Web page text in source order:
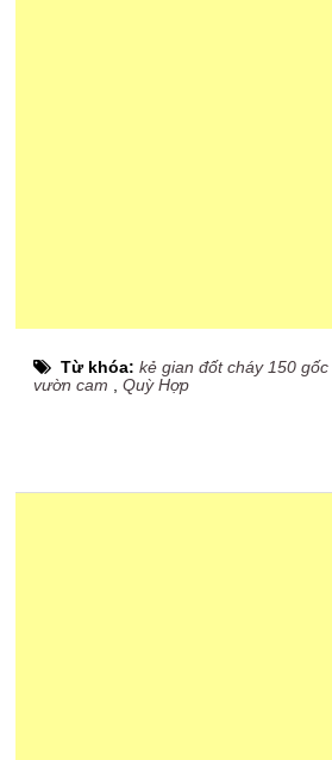
Từ khóa:kẻ gian đốt cháy 150
vườn cam ,Quỳ Hợp